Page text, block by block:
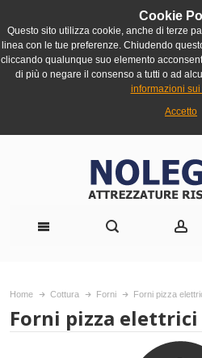
Cookie
Questo sito utilizza cookie, anche di terze
linea con le tue preferenze. Chiudendo
cliccando qualunque suo elemento
di più o negare il consenso a tutti o ad
informazioni sui
Accetto
Home Cottura Forni Forni pizza
Forni pizza elettrici